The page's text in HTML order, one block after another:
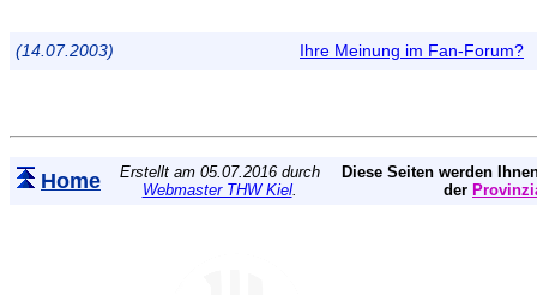
(14.07.2003) Ihre Meinung im Fan-Forum?
Home
Erstellt am 05.07.2016 durch
Webmaster THW Kiel.
Diese Seiten werden
der